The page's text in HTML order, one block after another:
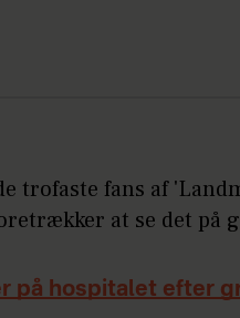
trofaste fans af
at se det på
på hospitalet efter